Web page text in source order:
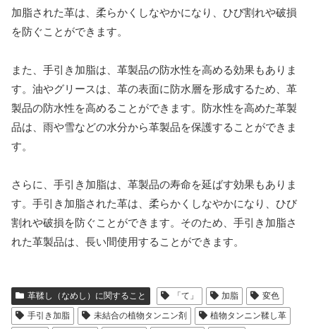
加脂された革は、柔らかくしなやかになり、ひび割れや破損
を防ぐことができます。
また、手引き加脂は、革製品の防水性を高める効果もありま
す。油やグリースは、革の表面に防水層を形成するため、革
製品の防水性を高めることができます。防水性を高めた革製
品は、雨や雪などの水分から革製品を保護することができま
す。
さらに、手引き加脂は、革製品の寿命を延ばす効果もありま
す。手引き加脂された革は、柔らかくしなやかになり、ひび
割れや破損を防ぐことができます。そのため、手引き加脂さ
れた革製品は、長い間使用することができます。
革鞣し（なめし）に関すること 「て」 加脂
変色
手引き加脂
未結合の植物タンニン剤
植物タンニン鞣し革